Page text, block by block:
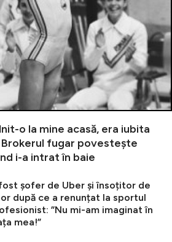
o la mine acasă, era iubita
Brokerul fugar povestește
i-a intrat în baie
șofer de Uber și însoțitor de
după ce a renunțat la sportul
”Nu mi-am imaginat în
mea!”